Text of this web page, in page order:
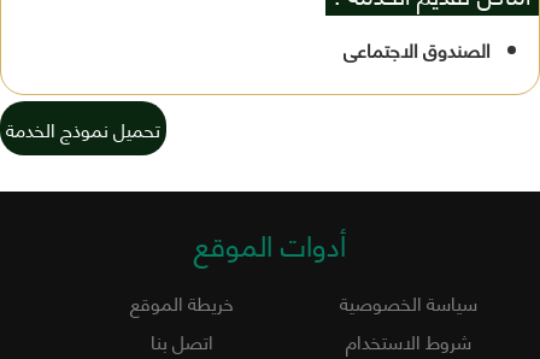
الصندوق الاجتماعى
تحميل نموذج الخدمة
أدوات الموقع
سياسة الخصوصية
خريطة الموقع
شروط الاستخدام
اتصل بنا